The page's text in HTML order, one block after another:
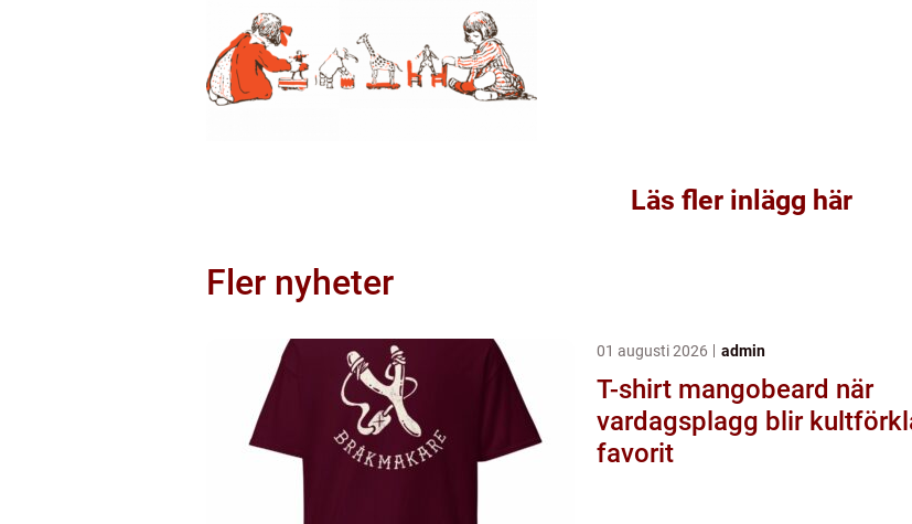
Läs fler inlägg här
Fler nyheter
01 augusti 2026 admin
T-shirt mangobeard när
vardagsplagg blir
favorit